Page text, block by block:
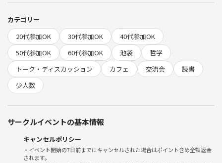
好きな言葉には、その人の価値観や記憶がにじむ。
今回は、それぞれが心に残っている言葉を入口にして、言葉と自分自身
について考えてみたい。
【哲学カフェminiについて及び開催概要】
普段は土日に哲学カフェを行っていますが、少人数（4～6人前後）で、
もう少し緩やかな形式の集まりを開いてみようと思いました。テーマに
沿って話しつつも、 テーマに関係のない雑談・相談・個人的な経験談も
歓迎しており、話題が派生したり脱線することも対話の一部として尊重
しています。
※少人数のため完全に聞き手に回りたい場合は、土日に行われる通常回
カテゴリー
20代参加OK
30代参加OK
40代参加OK
50代参加OK
60代参加OK 池袋
哲学
トーク・ディスカッション
カフェ 交流会
読書
少人数
サークルイベントの基本情報
キャンセルポリシー
・イベント開始の7日前までにキャンセルされた場合はポイント含め全額返金
されます。